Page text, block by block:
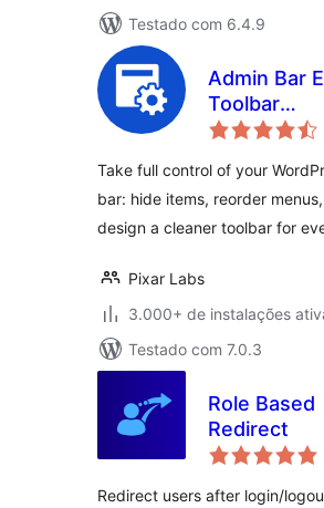
Testado com 6.4.9
Admin Bar
Toolbar
access &
menus
Take full control of your
bar: hide items, reorder
design a cleaner toolbar for
Pixar Labs
3.000+ de instalações
Testado com 7.0.3
Role Based
Redirect
Redirect users after login/